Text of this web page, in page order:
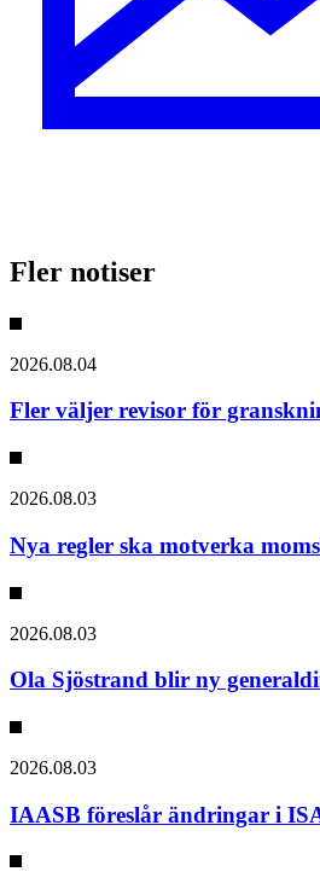
Fler notiser
2026.08.04
Fler väljer revisor för
2026.08.03
Nya regler ska motverka
2026.08.03
Ola Sjöstrand blir ny
2026.08.03
IAASB föreslår ändringar i